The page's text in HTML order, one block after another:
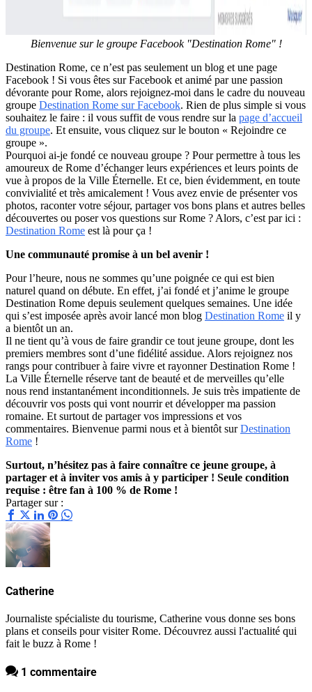
Bienvenue sur le groupe Facebook "Destination Rome" !
Destination Rome, ce n’est pas seulement un blog et une page
Facebook ! Si vous êtes sur Facebook et animé par une passion
dévorante pour Rome, alors rejoignez-moi dans le cadre du nouveau
groupe Destination Rome sur Facebook. Rien de plus simple si vous
souhaitez le faire : il vous suffit de vous rendre sur la page d’accueil
du groupe. Et ensuite, vous cliquez sur le bouton « Rejoindre ce
groupe ».
Pourquoi ai-je fondé ce nouveau groupe ? Pour permettre à tous les
amoureux de Rome d’échanger leurs expériences et leurs points de
vue à propos de la Ville Éternelle. Et ce, bien évidemment, en toute
convivialité et très amicalement ! Vous avez envie de présenter vos
photos, raconter votre séjour, partager vos bons plans et autres belles
découvertes ou poser vos questions sur Rome ? Alors, c’est par ici :
Destination Rome est là pour ça !
Une communauté promise à un bel avenir !
Pour l’heure, nous ne sommes qu’une poignée ce qui est bien
naturel quand on débute. En effet, j’ai fondé et j’anime le groupe
Destination Rome depuis seulement quelques semaines. Une idée
qui s’est imposée après avoir lancé mon blog Destination Rome il y
a bientôt un an.
Il ne tient qu’à vous de faire grandir ce tout jeune groupe, dont les
premiers membres sont d’une fidélité assidue. Alors rejoignez nos
rangs pour contribuer à faire vivre et rayonner Destination Rome !
La Ville Éternelle réserve tant de beauté et de merveilles qu’elle
nous rend instantanément inconditionnels. Je suis très impatiente de
découvrir vos posts qui vont nourrir et développer ma passion
romaine. Et surtout de partager vos impressions et vos
commentaires. Bienvenue parmi nous et à bientôt surDestination
Rome !
Surtout, n’hésitez pas à faire connaître ce jeune groupe, à
partager et à inviter vos amis à y participer ! Seule condition
requise : être fan à 100 % de Rome !
Partager sur :
Catherine
Journaliste spécialiste du tourisme, Catherine vous donne ses bons
plans et conseils pour visiter Rome. Découvrez aussi l'actualité qui
fait le buzz à Rome !
1 commentaire